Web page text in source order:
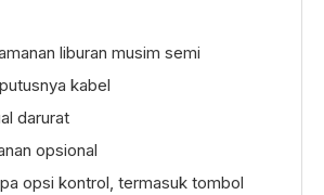
liburan musim semi
kabel
darurat
opsional
opsi kontrol, termasuk tombol